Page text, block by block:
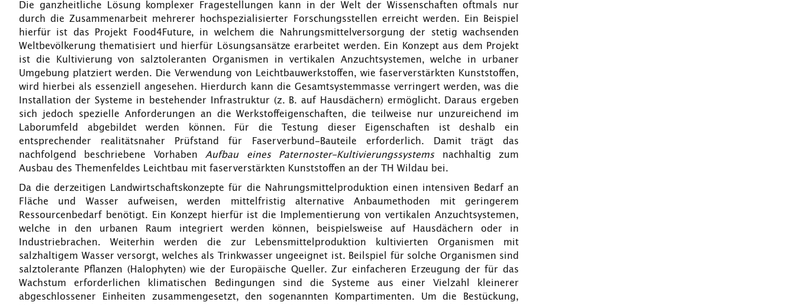
Die ganzheitliche Lösung komplexer Fragestellungen kann in der Welt der Wissenschaften oftmals nur
durch die Zusammenarbeit mehrerer hochspezialisierter Forschungsstellen erreicht werden. Ein Beispiel
hierfür ist das Projekt Food4Future, in welchem die Nahrungsmittelversorgung der stetig wachsenden
Weltbevölkerung thematisiert und hierfür Lösungsansätze erarbeitet werden. Ein Konzept aus dem Projekt
ist die Kultivierung von salztoleranten Organismen in vertikalen Anzuchtsystemen, welche in urbaner
Umgebung platziert werden. Die Verwendung von Leichtbauwerkstoffen, wie faserverstärkten Kunststoffen,
wird hierbei als essenziell angesehen. Hierdurch kann die Gesamtsystemmasse verringert werden, was die
Installation der Systeme in bestehender Infrastruktur (z. B. auf Hausdächern) ermöglicht. Daraus ergeben
sich jedoch spezielle Anforderungen an die Werkstoffeigenschaften, die teilweise nur unzureichend im
Laborumfeld abgebildet werden können. Für die Testung dieser Eigenschaften ist deshalb ein
entsprechender realitätsnaher Prüfstand für Faserverbund-Bauteile erforderlich. Damit trägt das
nachfolgend beschriebene Vorhaben Aufbau eines Paternoster-Kultivierungssystemsnachhaltig zum
Ausbau des Themenfeldes Leichtbau mit faserverstärkten Kunststoffen an der TH Wildau bei.
Da die derzeitigen Landwirtschaftskonzepte für die Nahrungsmittelproduktion einen intensiven Bedarf an
Fläche und Wasser aufweisen, werden mittelfristig alternative Anbaumethoden mit geringerem
Ressourcenbedarf benötigt. Ein Konzept hierfür ist die Implementierung von vertikalen Anzuchtsystemen,
welche in den urbanen Raum integriert werden können, beispielsweise auf Hausdächern oder in
Industriebrachen. Weiterhin werden die zur Lebensmittelproduktion kultivierten Organismen mit
salzhaltigem Wasser versorgt, welches als Trinkwasser ungeeignet ist. Beilspiel für solche Organismen sind
salztolerante Pflanzen (Halophyten) wie der Europäische Queller. Zur einfacheren Erzeugung der für das
Wachstum erforderlichen klimatischen Bedingungen sind die Systeme aus einer Vielzahl kleinerer
abgeschlossener Einheiten zusammengesetzt, den sogenannten Kompartimenten. Um die Bestückung,